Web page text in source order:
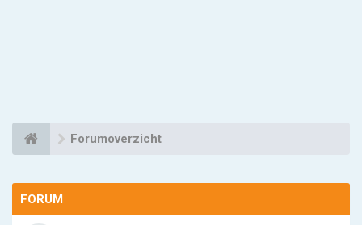
Forumoverzicht
FORUM